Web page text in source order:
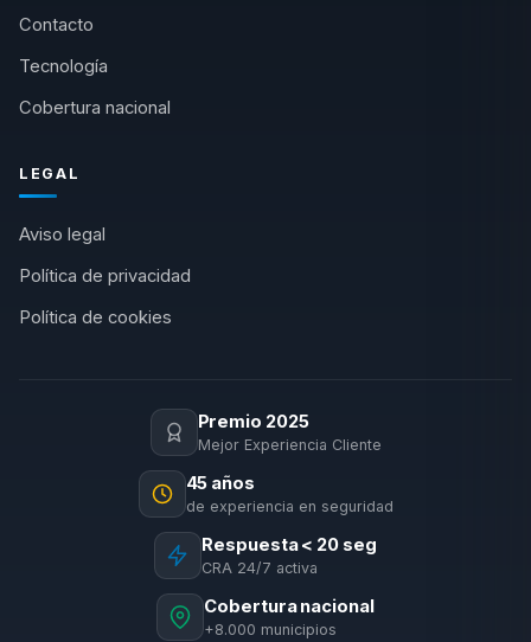
Contacto
Tecnología
Cobertura nacional
LEGAL
Aviso legal
Política de privacidad
Política de cookies
Premio 2025
Mejor Experiencia Cliente
45 años
de experiencia en seguridad
Respuesta < 20 seg
CRA 24/7 activa
Cobertura nacional
+8.000 municipios